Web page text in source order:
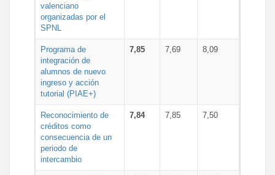
valenciano
organizadas por el
SPNL
Programa de
integración de
alumnos de nuevo
ingreso y acción
tutorial (PIAE+)
7,85 7,69 8,09
Reconocimiento de
créditos como
consecuencia de un
periodo de
intercambio
7,84 7,85 7,50